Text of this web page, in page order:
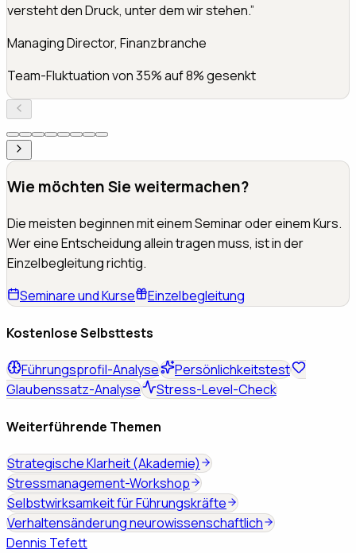
neurowissenschaftliche Perspektive war der Schlüssel.
Inhaber, Ingenieurbüro (45 MA)
Umsatz +30% bei weniger eigener Arbeitszeit
Wie möchten Sie weitermachen?
Die meisten beginnen mit einem Seminar oder einem Kurs.
Wer eine Entscheidung allein tragen muss, ist in der
Einzelbegleitung richtig.
Seminare und Kurse
Einzelbegleitung
Kostenlose Selbsttests
Führungsprofil-Analyse
Persönlichkeitstest
Glaubenssatz-Analyse
Stress-Level-Check
Weiterführende Themen
Strategische Klarheit (Akademie)
Stressmanagement-Workshop
Selbstwirksamkeit für Führungskräfte
Verhaltensänderung neurowissenschaftlich
Dennis Tefett